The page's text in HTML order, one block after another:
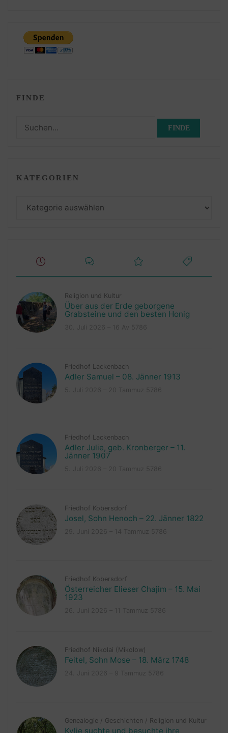
FINDE
Suchen
KATEGORIEN
Kategorien
Religion und Kultur
Über aus der Erde geborgene
Grabsteine und den besten Honig
Friedhof Lackenbach
Adler Samuel – 08. Jänner 1913
Friedhof Lackenbach
Adler Julie, geb. Kronberger – 11.
Jänner 1907
Friedhof Kobersdorf
Josel, Sohn Henoch – 22. Jänner 1822
Friedhof Kobersdorf
Österreicher Elieser Chajim – 15. Mai
1923
Friedhof Nikolai (Mikolow)
Feitel, Sohn Mose – 18. März 1748
Genealogie / Geschichten / Religion und Kultur
Kylie suchte und besuchte ihre